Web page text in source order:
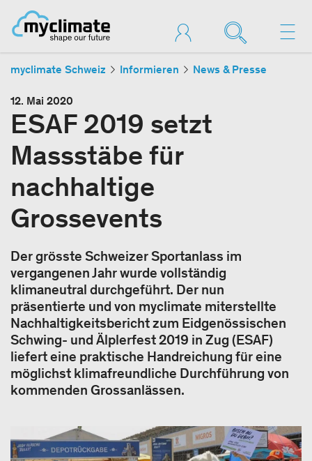
myclimate Schweiz Informieren News & Presse
12. Mai 2020
ESAF 2019 setzt
Massstäbe für
nachhaltige
Grossevents
Der grösste Schweizer Sportanlass im
vergangenen Jahr wurde vollständig
klimaneutral durchgeführt. Der nun
präsentierte und von myclimate miterstellte
Nachhaltigkeitsbericht zum Eidgenössischen
Schwing- und Älplerfest 2019 in Zug (ESAF)
liefert eine praktische Handreichung für eine
möglichst klimafreundliche Durchführung von
kommenden Grossanlässen.